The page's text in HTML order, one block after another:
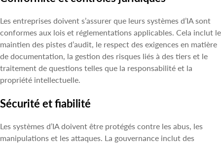
Les entreprises doivent s’assurer que leurs systèmes d’IA sont
conformes aux lois et réglementations applicables. Cela inclut le
maintien des pistes d’audit, le respect des exigences en matière
de documentation, la gestion des risques liés à des tiers et le
traitement de questions telles que la responsabilité et la
propriété intellectuelle.
Sécurité et fiabilité
Les systèmes d’IA doivent être protégés contre les abus, les
manipulations et les attaques. La gouvernance inclut des